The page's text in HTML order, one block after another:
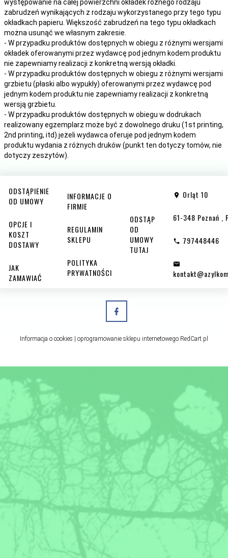
występowanie na całej powierzchni okładek różnego rodzaju
zabrudzeń wynikających z rodzaju wykorzystanego przy tego typu
okładkach papieru. Większość zabrudzeń na tego typu okładkach
można usunąć we własnym zakresie.
- W przypadku produktów dostępnych w obiegu z różnymi wersjami
okładek oferowanymi przez wydawcę pod jednym kodem produktu
nie zapewniamy realizacji z konkretną wersją okładki.
- W przypadku produktów dostępnych w obiegu z różnymi wersjami
grzbietu (płaski albo wypukły) oferowanymi przez wydawcę pod
jednym kodem produktu nie zapewniamy realizacji z konkretną
wersją grzbietu.
- W przypadku produktów dostępnych w obiegu w dodrukach
realizowany egzemplarz może być z dowolnego druku (1st printing,
2nd printing, itd) jeżeli wydawca oferuje pod jednym kodem
produktu wydania z różnych druków (punkt ten dotyczy tomów, nie
dotyczy zeszytów).
ODSTĄPIENIE
OD UMOWY
OPCJE I
KOSZT
DOSTAWY
JAK
ZAMAWIAĆ
INFORMACJE O
FIRMIE
REGULAMIN
SKLEPU
POLITYKA
PRYWATNOŚCI
ODSTĄP
OD
UMOWY
TUTAJ
Orląt 10
61-348 Poznań
797448446
Informacja o cookies | oprogramowanie sklepu internetowego RedCart.pl